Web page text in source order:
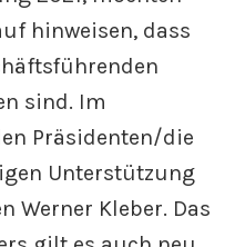
hinweisen, dass
sind. Im
Präsidenten/die
Unterstützung
Werner Kleber. Das